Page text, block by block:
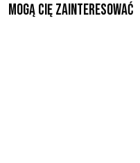
Mogą Cię zainteresować